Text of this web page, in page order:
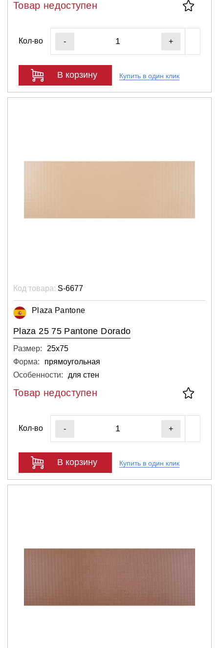
Товар недоступен
Кол-во - +
В корзину Купить в один клик
Код товара: S-6677
Plaza Pantone
Plaza 25 75 Pantone Dorado
Размер:
25х75
Форма:
прямоугольная
Особенности:
для стен
Товар недоступен
Кол-во - +
В корзину Купить в один клик